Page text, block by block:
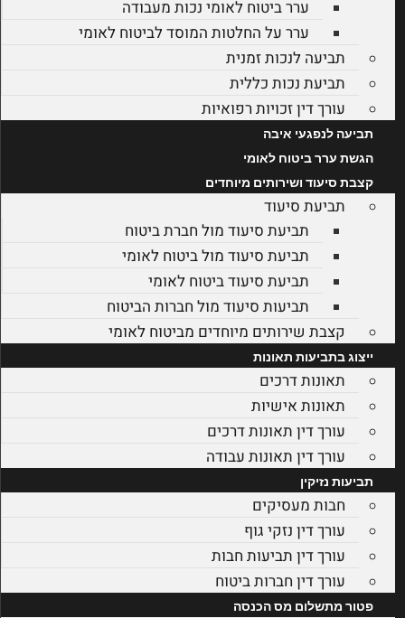
ערר ביטוח לאומי נכות מעבודה
ערר על החלטות המוסד לביטוח לאומי
תביעה לנכות זמנית
תביעת נכות כללית
עורך דין זכויות רפואיות
תביעה לנפגעי איבה
הגשת ערר ביטוח לאומי
קצבת סיעוד ושירותים מיוחדים
תביעת סיעוד
תביעת סיעוד מול חברת ביטוח
תביעת סיעוד מול ביטוח לאומי
תביעת סיעוד ביטוח לאומי
תביעות סיעוד מול חברות הביטוח
קצבת שירותים מיוחדים מביטוח לאומי
ייצוג בתביעות תאונות
תאונות דרכים
תאונות אישיות
עורך דין תאונות דרכים
עורך דין תאונות עבודה
תביעות נזיקין
חבות מעסיקים
עורך דין נזקי גוף
עורך דין תביעות חבות
עורך דין חברות ביטוח
פטור מתשלום מס הכנסה